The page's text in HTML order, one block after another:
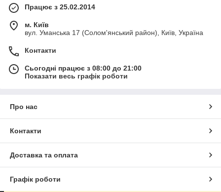
Працює з 25.02.2014
м. Київ
вул. Уманська 17 (Солом'янський район), Київ, Україна
Контакти
Сьогодні працює з 08:00 до 21:00
Показати весь графік роботи
Про нас
Контакти
Доставка та оплата
Графік роботи